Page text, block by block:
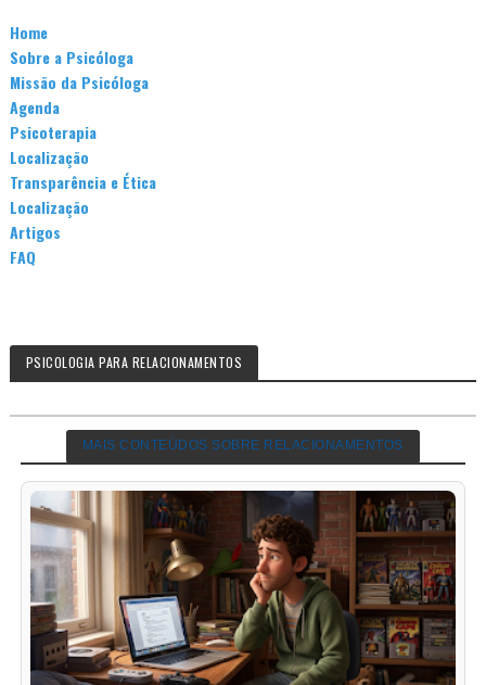
Home
Sobre a Psicóloga
Missão da Psicóloga
Agenda
Psicoterapia
Localização
Transparência e Ética
Localização
Artigos
FAQ
PSICOLOGIA PARA RELACIONAMENTOS
MAIS CONTEÚDOS SOBRE RELACIONAMENTOS